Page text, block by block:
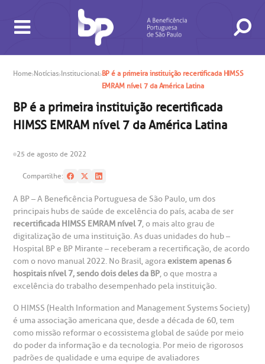
de consultas e exames
in antecipado
de exames
de Exames
SAC
A BP conta com você para melhorar sempre a qualidade do
atendimento e dos serviços prestados.
A Ouvidoria e SAC são canais para você, cliente da BP, tirar
suas dúvidas, registrar suas reclamações ou fazer elogios
relacionados ao nosso atendimento e aos nossos serviços.
Horário de atendimento: 2ª a 6ª feira das 7h às 18h
(11)3505-1000
CONHEÇA AS UNIDADES
Hospital BP
Saiba mais
Endereço:
e Pesquisa
do médico
de conduta
Financeiras
de atendimento
de Infarto SUS
de Visita
de Oncologia e Hematologia
de Excelência em Neurologia e
de Excelência em Ortopedia
Home Notícias InstitucionalBP é a primeira instituição recertificada HIMSS
EMRAM nível 7 da América Latina
BP é a primeira instituição recertificada
HIMSS EMRAM nível 7 da América Latina
25 de agosto de 2022
Compartilhe:
A BP – A Beneficência Portuguesa de São Paulo, um dos
principais hubs de saúde de excelência do país, acaba de ser
recertificada HIMSS EMRAM nível 7, o mais alto grau de
digitalização de uma instituição. As duas unidades do hub –
Hospital BP e BP Mirante – receberam a recertificação, de acordo
com o novo manual 2022. No Brasil, agoraexistem apenas 6
hospitais nível 7, sendo dois deles da BP, o que mostra a
excelência do trabalho desempenhado pela instituição.
O HIMSS (Health Information and Management Systems Society)
é uma associação americana que, desde a década de 60, tem
como missão reformar o ecossistema global de saúde por meio
do poder da informação e da tecnologia. Por meio de rigorosos
padrões de qualidade e uma equipe de avaliadores